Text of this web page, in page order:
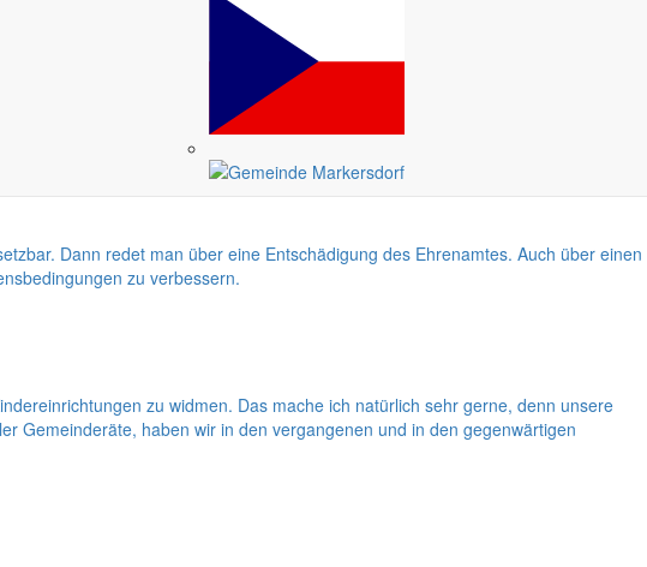
etwas ausführlicher zu beleuchten. Ende Juni beginnen die Ferien für
Dann redet man über eine Entschädigung des Ehrenamtes. Auch über einen
zu verbessern.
zu widmen. Das mache ich natürlich sehr gerne, denn unsere
Gemeinderäte, haben wir in den vergangenen und in den gegenwärtigen